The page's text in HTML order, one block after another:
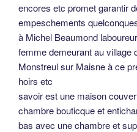
encores etc promet garantir
empeschements
à Michel Beaumond
femme demeurant au village
Monstreul sur Maisne à ce
hoirs etc
savoir est une maison
chambre bouticque et
bas avec une chambre et